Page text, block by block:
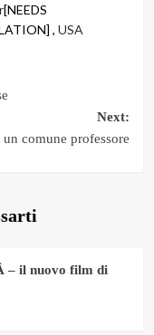
[NEEDS
, USA
Next:
comune professore
– il nuovo film di